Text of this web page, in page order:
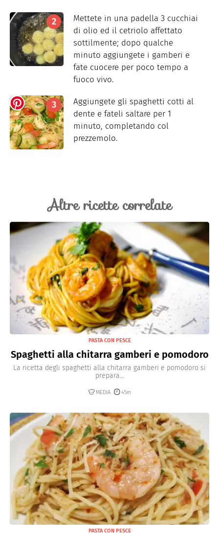
Mettete in una padella 3 cucchiai
di olio ed il cetriolo affettato
sottilmente; dopo qualche
minuto aggiungete i gamberi e
fate cuocere per poco tempo a
fuoco vivo.
Aggiungete gli spaghetti cotti al
dente e fateli saltare per 1
minuto, completando col
prezzemolo.
Altre ricette correlate
PASTA CON PESCE
Spaghetti alla chitarra gamberi e pomodoro
La ricetta degli spaghetti alla chitarra gamberi e pomodoro si
prepara...
MEDIA 45m
PASTA CON PESCE